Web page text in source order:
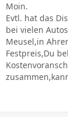
Moin.
Evtl. hat das
bei vielen
Meusel,in
Festpreis,Du